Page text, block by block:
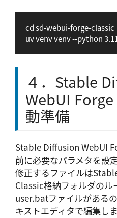
cd sd-webui-forge-classic
uv venv venv --python
４．Stable
WebUI
動準備
Stable Diffusion WebUI
前に必要なパラメタを設定
修正するファイルは
Classic格納フォルダの
user.batファイルがある
キストエディタで編集しま